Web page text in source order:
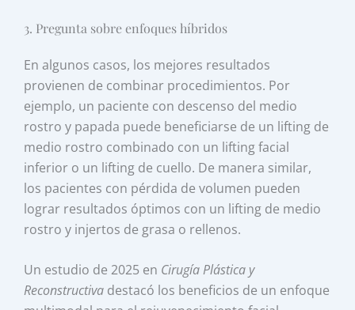
3. Pregunta sobre enfoques híbridos
En algunos casos, los mejores resultados
provienen de combinar procedimientos. Por
ejemplo, un paciente con descenso del medio
rostro y papada puede beneficiarse de un lifting de
medio rostro combinado con un lifting facial
inferior o un lifting de cuello. De manera similar,
los pacientes con pérdida de volumen pueden
lograr resultados óptimos con un lifting de medio
rostro y injertos de grasa o rellenos.
Un estudio de 2025 en Cirugía Plástica y
Reconstructiva destacó los beneficios de un enfoque